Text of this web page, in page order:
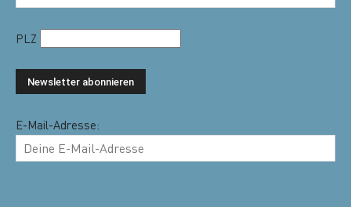
PLZ
E-Mail-Adresse: